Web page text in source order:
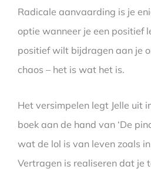
Radicale aanvaarding is je
optie wanneer je een positief
positief wilt bijdragen aan je
chaos – het is wat het is.
Het versimpelen legt Jelle uit
boek aan de hand van ‘De
wat de lol is van leven zoals
Vertragen is realiseren dat je